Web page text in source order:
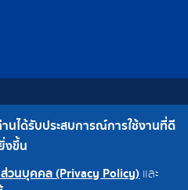
แอ็กโกร (ประเทศไทย) จำกัด
| โทรสาร : 0-2308-2487
านได้รับประสบการณ์การใช้งานที่ดี
งขึ้น
วนบุคคล (Privacy Policy) และ
2102